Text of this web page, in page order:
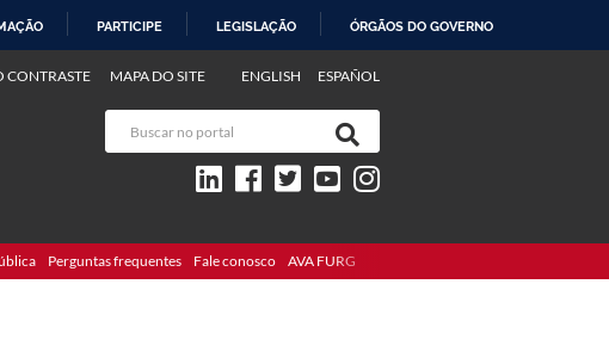
PARTICIPE LEGISLAÇÃO ÓRGÃOS DO GOVERNO
ENGLISH ESPAÑOL
CONTRASTE MAPA DO SITE
Perguntas frequentes Fale conosco AVA FURG